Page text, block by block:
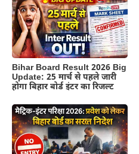
Bihar Board Result 2026 Big
Update: 25 मार्च से पहले जारी
होगा बिहार बोर्ड इंटर का रिजल्ट